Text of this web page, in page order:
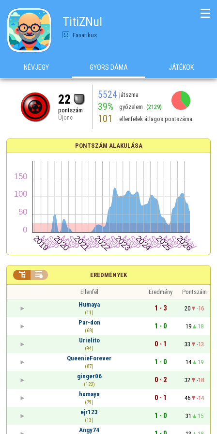
TitiZNul
Fanatikus
☰
NÉVJEGY GYORS DÁMA JÁTÉKOK
22
pontszám
Újonc
5524 játszma
39% győzelem (2129)
101 ellenfelek átlagos pontszáma
PONTSZÁM ALAKULÁSA
EREDMÉNYEK
 
Ellenfél Eredmény
Pontszám
Humaya
(11)
1 - 3 20
-16
Par-don
(68)
1 - 0 19
18
Urielito
(94)
0 - 1 33
-13
QueenieForever
(87)
1 - 0 14
19
ginger06
(122)
0 - 2 32
-18
humaya
(79)
0 - 1 46
-14
ejr123
(13)
1 - 0 31
15
Angy74